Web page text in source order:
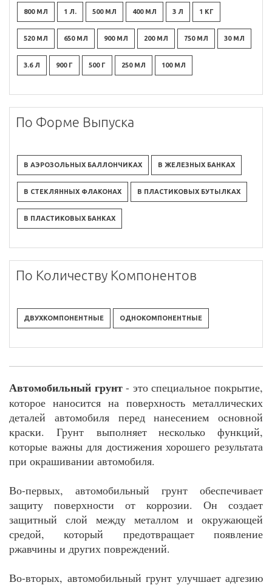
800 МЛ 1 Л. 500 МЛ 400 МЛ 3 Л 1 КГ
520 МЛ 650 МЛ 900 МЛ 200 МЛ 750 МЛ 30 МЛ
3.6 Л 900 Г 500 Г 250 МЛ 100 МЛ
По Форме Выпуска
В АЭРОЗОЛЬНЫХ БАЛЛОНЧИКАХ В ЖЕЛЕЗНЫХ БАНКАХ
В СТЕКЛЯННЫХ ФЛАКОНАХ В ПЛАСТИКОВЫХ БУТЫЛКАХ
В ПЛАСТИКОВЫХ БАНКАХ
По Количеству Компонентов
ДВУХКОМПОНЕНТНЫЕ ОДНОКОМПОНЕНТНЫЕ
Автомобильный грунт- это специальное покрытие,
которое наносится на поверхность металлических
деталей автомобиля перед нанесением основной
краски. Грунт выполняет несколько функций,
которые важны для достижения хорошего результата
при окрашивании автомобиля.
Во-первых, автомобильный грунт обеспечивает
защиту поверхности от коррозии. Он создает
защитный слой между металлом и окружающей
средой, который предотвращает появление
ржавчины и других повреждений.
Во-вторых, автомобильный грунт улучшает адгезию